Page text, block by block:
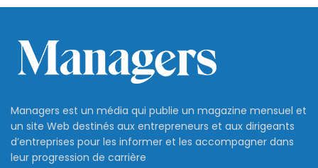
Managers est un média qui publie un magazine mensuel et
un site Web destinés aux entrepreneurs et aux dirigeants
d’entreprises pour les informer et les accompagner dans
leur progression de carrière